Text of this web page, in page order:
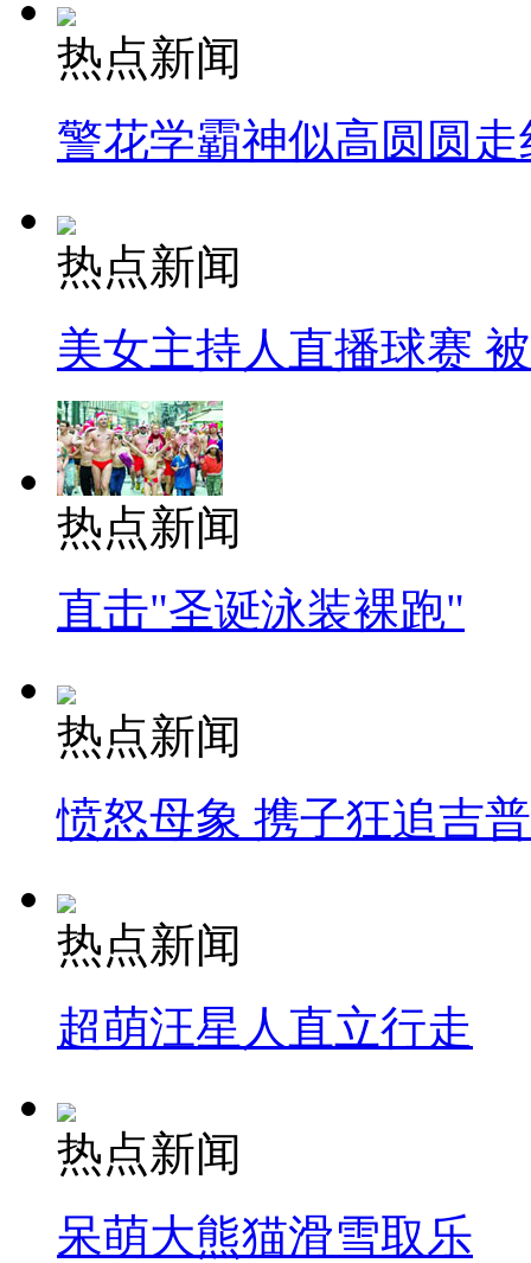
热点新闻
警花学霸神似高圆圆走
热点新闻
美女主持人直播球赛
热点新闻
直击"圣诞泳装裸跑"
热点新闻
愤怒母象 携子狂追吉
热点新闻
超萌汪星人直立行走
热点新闻
呆萌大熊猫滑雪取乐